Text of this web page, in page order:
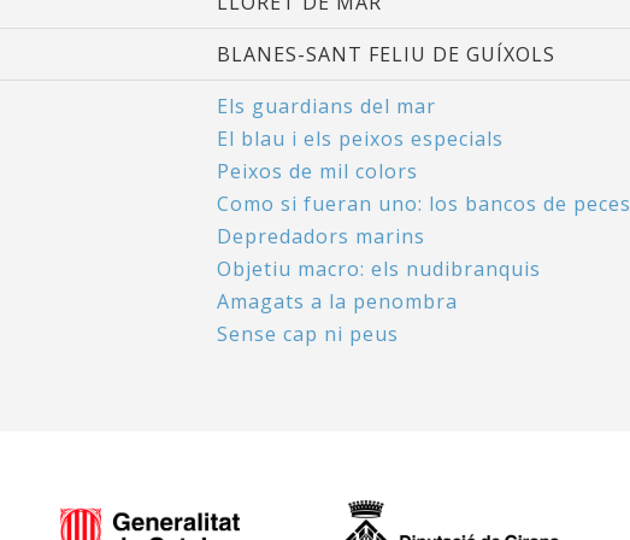
BLANES-SANT FELIU DE GUÍXOLS
Els guardians del mar
El blau i els peixos especials
Peixos de mil colors
Como si fueran uno: los bancos de peces
Depredadors marins
Objetiu macro: els nudibranquis
Amagats a la penombra
Sense cap ni peus